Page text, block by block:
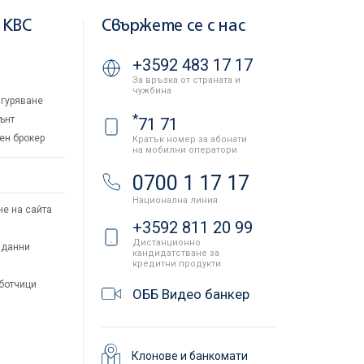
брокер
на сайта
Свържете се с нас
+3592 483 17 17
За връзка от страната и
чужбина
*71 71
Кратък номер за абонати
на мобилни оператори
0700 1 17 17
Национална линия
+3592 811 20 99
Дистанционно
кандидатстване за
кредитни продукти
ОББ Видео банкер
Клонове и банкомати